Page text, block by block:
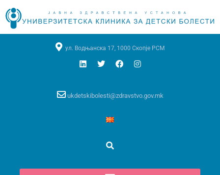
ул. Водњанска 17, 1000 Скопје РСМ
ukdetskibolesti@zdravstvo.gov.mk